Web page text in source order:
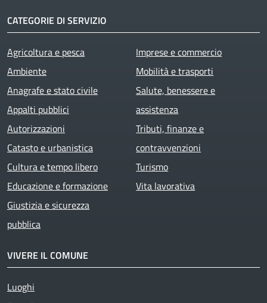
CATEGORIE DI SERVIZIO
Agricoltura e pesca
Ambiente
Anagrafe e stato civile
Appalti pubblici
Autorizzazioni
Catasto e urbanistica
Cultura e tempo libero
Educazione e formazione
Giustizia e sicurezza
pubblica
Imprese e commercio
Mobilità e trasporti
Salute, benessere e
assistenza
Tributi, finanze e
contravvenzioni
Turismo
Vita lavorativa
VIVERE IL COMUNE
Luoghi